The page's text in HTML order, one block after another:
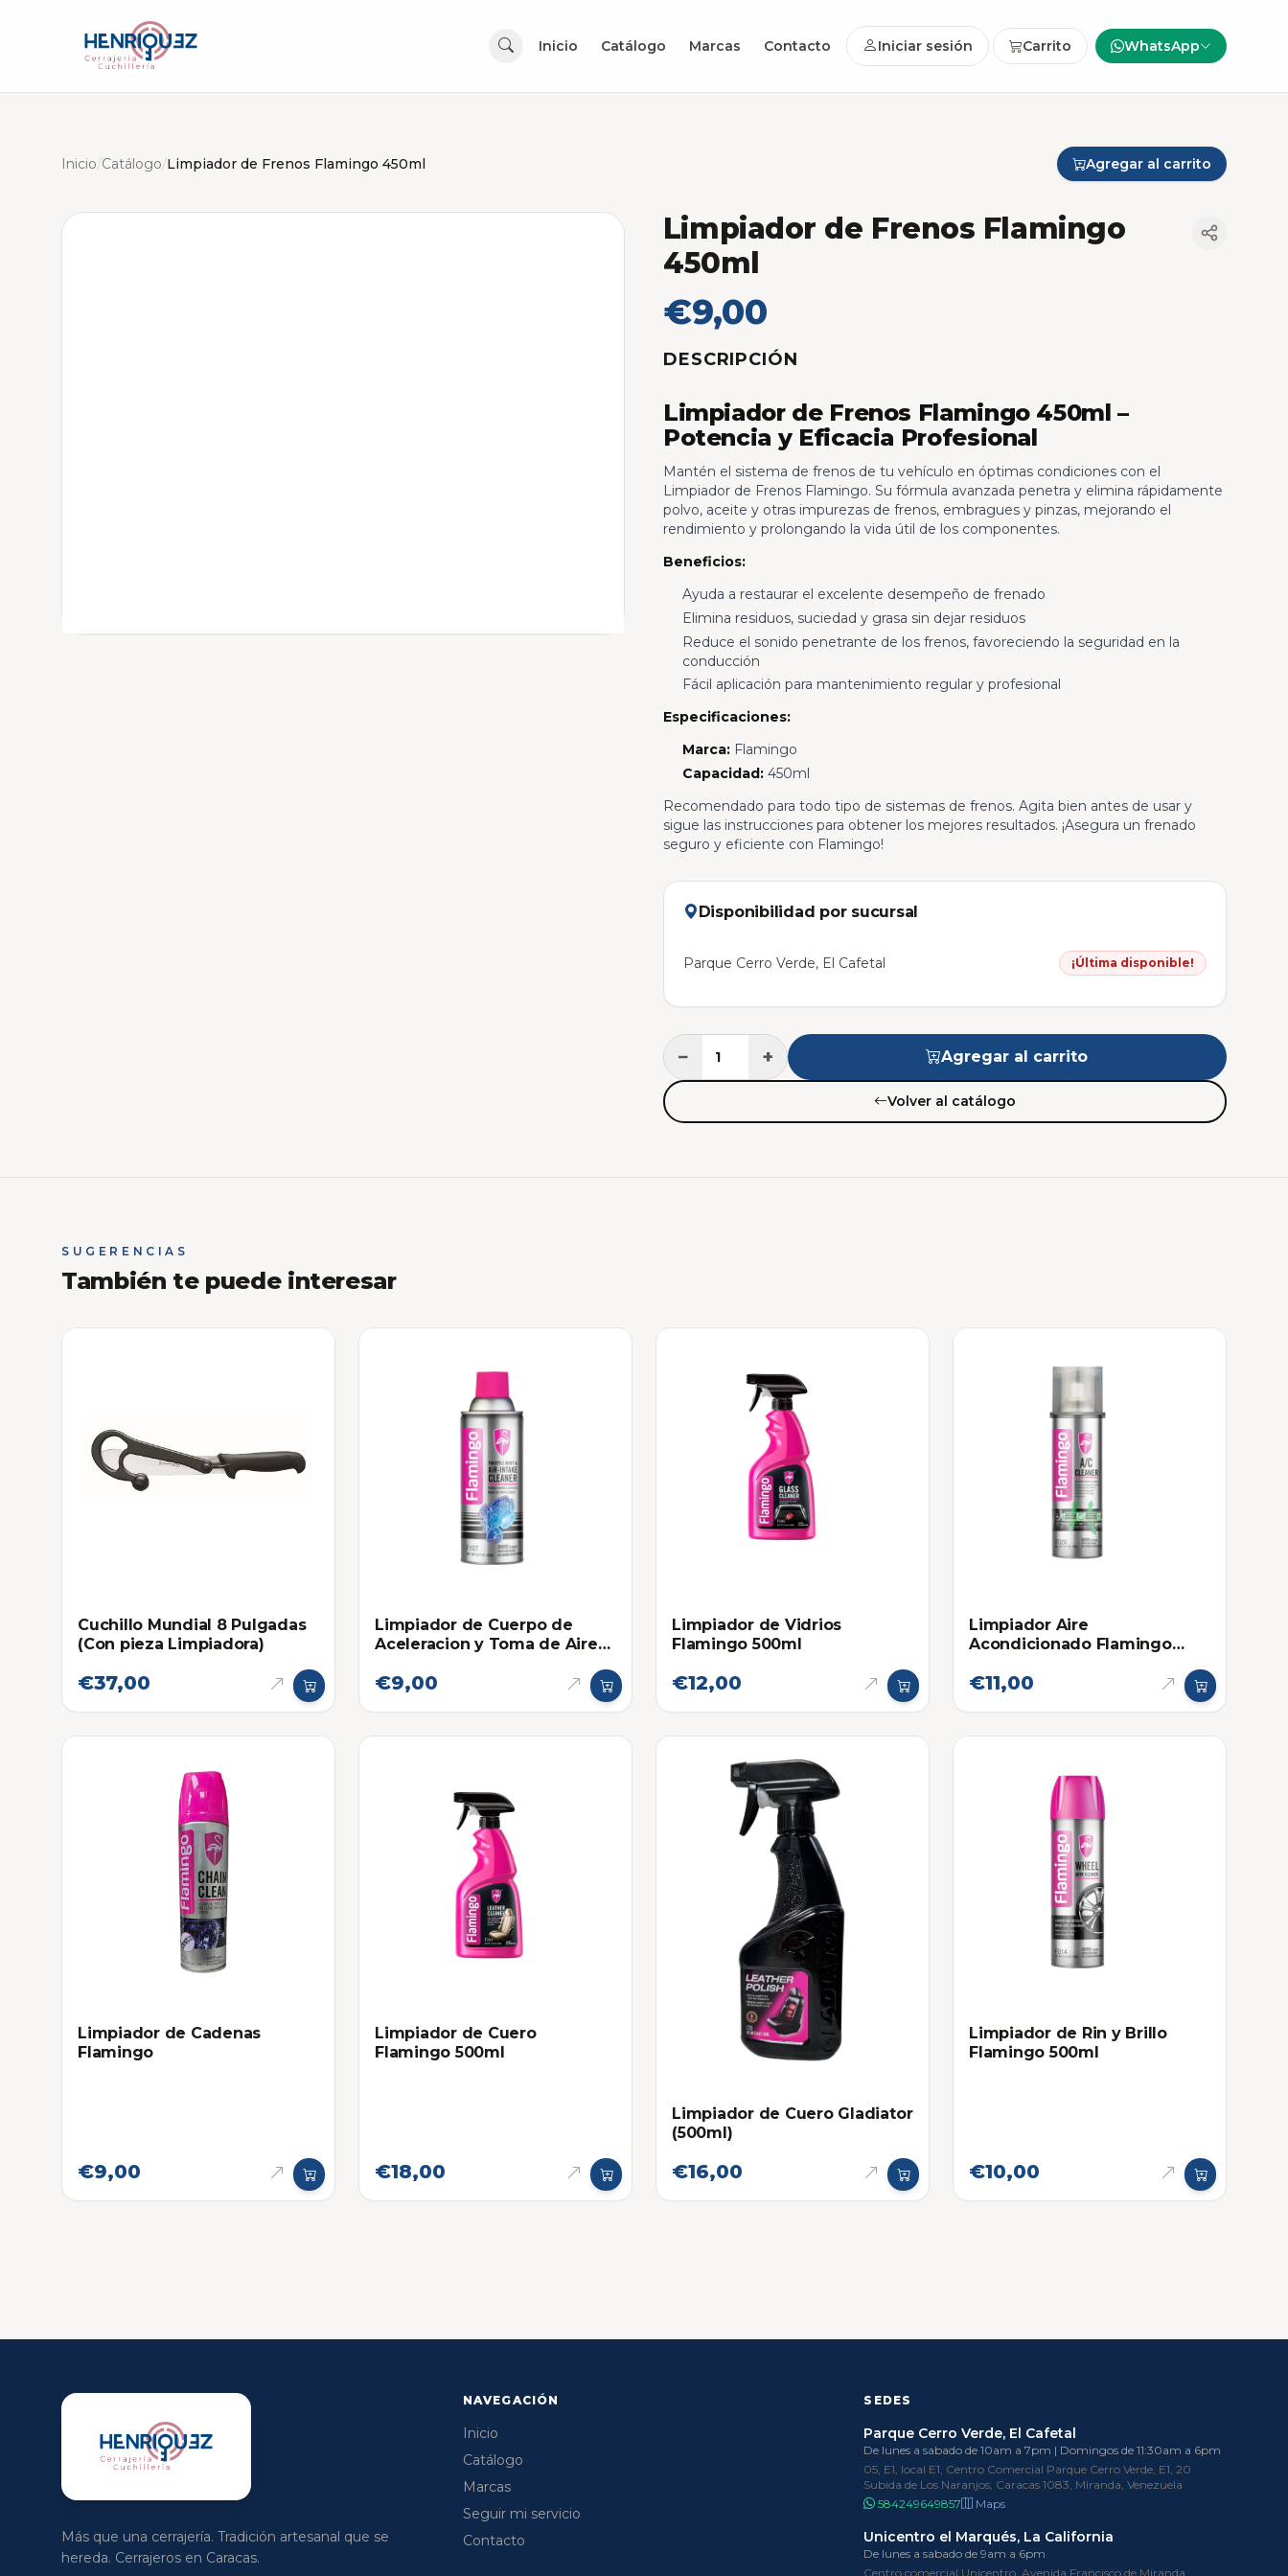
Inicio Catálogo Marcas Contacto Iniciar sesión Carrito WhatsApp
Inicio/Catálogo/Limpiador de Frenos Flamingo 450ml Agregar al carrito
Limpiador de Frenos Flamingo
450ml
€9,00
DESCRIPCIÓN
Limpiador de Frenos Flamingo 450ml –
Potencia y Eficacia Profesional
Mantén el sistema de frenos de tu vehículo en óptimas condiciones con el
Limpiador de Frenos Flamingo. Su fórmula avanzada penetra y elimina rápidamente
polvo, aceite y otras impurezas de frenos, embragues y pinzas, mejorando el
rendimiento y prolongando la vida útil de los componentes.
Beneficios:
Ayuda a restaurar el excelente desempeño de frenado
Elimina residuos, suciedad y grasa sin dejar residuos
Reduce el sonido penetrante de los frenos, favoreciendo la seguridad en la
conducción
Fácil aplicación para mantenimiento regular y profesional
Especificaciones:
Marca:Flamingo
Capacidad:450ml
Recomendado para todo tipo de sistemas de frenos. Agita bien antes de usar y
sigue las instrucciones para obtener los mejores resultados. ¡Asegura un frenado
seguro y eficiente con Flamingo!
Disponibilidad por sucursal
Parque Cerro Verde, El Cafetal ¡Última disponible!
− + Agregar al carrito
Volver al catálogo
SUGERENCIAS
También te puede interesar
Cuchillo Mundial 8 Pulgadas
(Con pieza Limpiadora)
€37,00
Limpiador de Cuerpo de
Aceleracion y Toma de Aire
€9,00
Limpiador de Vidrios
Flamingo 500ml
€12,00
Limpiador Aire
Acondicionado Flamingo
€11,00
Limpiador de Cadenas
Flamingo
€9,00
Limpiador de Cuero
Flamingo 500ml
€18,00
Limpiador de Cuero Gladiator
(500ml)
€16,00
Limpiador de Rin y Brillo
Flamingo 500ml
€10,00
Más que una cerrajería. Tradición artesanal que se
hereda. Cerrajeros en Caracas.
NAVEGACIÓN
Inicio
Catálogo
Marcas
Seguir mi servicio
Contacto
SEDES
Parque Cerro Verde, El Cafetal
De lunes a sabado de 10am a 7pm | Domingos de 11:30am a 6pm
05, E1, local E1, Centro Comercial Parque Cerro Verde, E1, 20
Subida de Los Naranjos, Caracas 1083, Miranda, Venezuela
584249649857
Maps
Unicentro el Marqués, La California
De lunes a sabado de 9am a 6pm
Centro comercial Unicentro, Avenida Francisco de Miranda,